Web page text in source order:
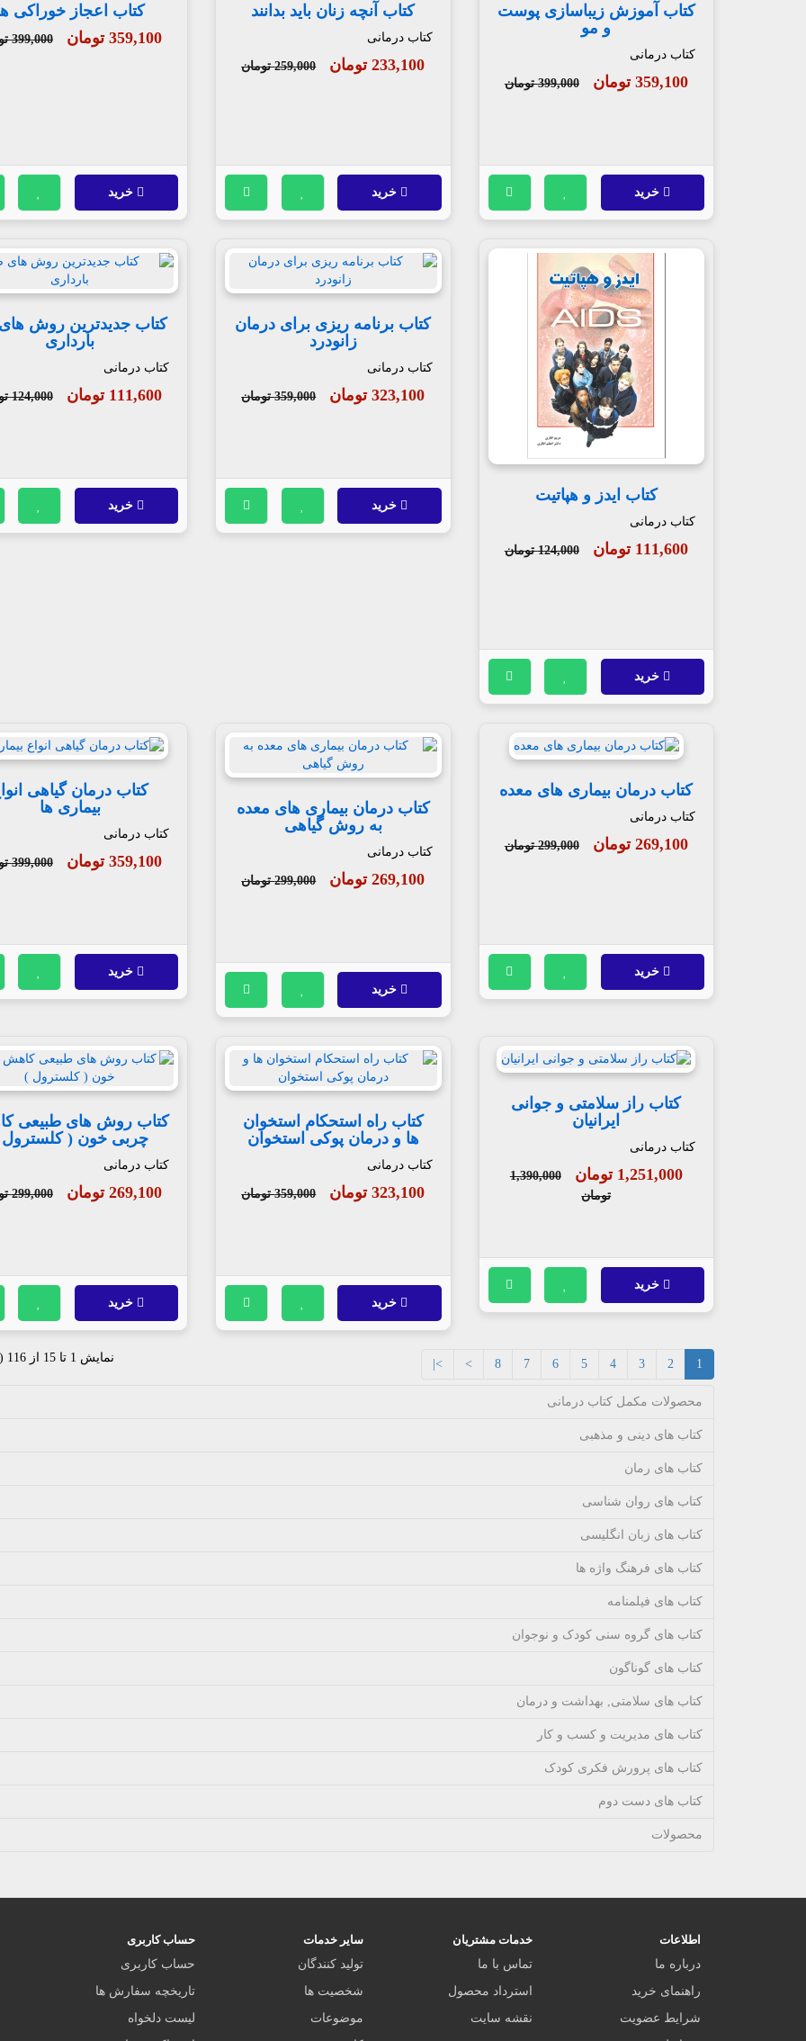
کتاب آموزش زیباسازی پوست
و مو
کتاب درمانی
359,100 تومان 399,000 تومان
خرید
کتاب آنچه زنان باید بدانند
کتاب درمانی
233,100 تومان 259,000 تومان
خرید
کتاب اعجاز خوراکی
359,100 تومان
399,000 تومان
خرید
کتاب ایدز و هپاتیت
کتاب درمانی
111,600 تومان 124,000 تومان
خرید
کتاب برنامه ریزی برای درمان
زانودرد
کتاب درمانی
323,100 تومان 359,000 تومان
خرید
کتاب جدیدترین روش
بارداری
کتاب درمانی
111,600 تومان 124,000 تومان
خرید
کتاب درمان بیماری های معده
کتاب درمانی
269,100 تومان 299,000 تومان
خرید
کتاب درمان بیماری های معده
به روش گیاهی
کتاب درمانی
269,100 تومان 299,000 تومان
خرید
کتاب درمان گیاهی
بیماری ها
کتاب درمانی
359,100 تومان 399,000 تومان
خرید
کتاب راز سلامتی و جوانی
ایرانیان
کتاب درمانی
1,251,000 تومان
1,390,000
تومان
خرید
کتاب راه استحکام استخوان
ها و درمان پوکی استخوان
کتاب درمانی
323,100 تومان 359,000 تومان
خرید
کتاب روش های طبیعی
چربی خون (
کتاب درمانی
269,100 تومان 299,000 تومان
خرید
1
2
3
4
5
6
7
8
>
>| نمایش 1 تا 15 از 116 (8 صفحه)
محصولات مکمل کتاب درمانی
کتاب های دینی و مذهبی
کتاب های رمان
کتاب های روان شناسی
کتاب های زبان انگلیسی
کتاب های فرهنگ واژه ها
کتاب های فیلمنامه
کتاب های گروه سنی کودک و نوجوان
کتاب های گوناگون
کتاب های سلامتی, بهداشت و درمان
کتاب های مدیریت و کسب و کار
کتاب های پرورش فکری کودک
کتاب های دست دوم
محصولات
اطلاعات
درباره ما
راهنمای خرید
شرایط عضویت
خدمات مشتریان
تماس با ما
استرداد محصول
نقشه سایت
سایر خدمات
تولید کنندگان
شخصیت ها
موضوعات
حساب کاربری
حساب کاربری
تاریخچه سفارش ها
لیست دلخواه